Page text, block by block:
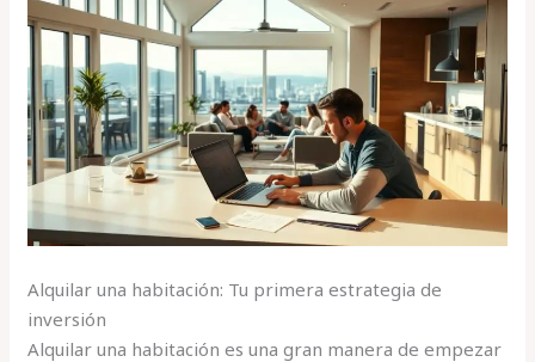
Alquilar una habitación: Tu primera estrategia de
inversión
Alquilar una habitación es una gran manera de empezar